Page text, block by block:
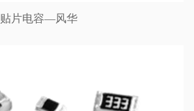
贴片电容—风华